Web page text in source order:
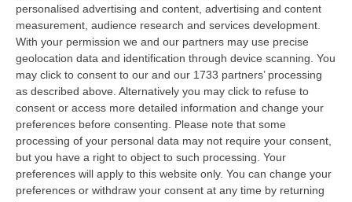
personalised advertising and content, advertising and content
measurement, audience research and services development.
With your permission we and our partners may use precise
geolocation data and identification through device scanning. You
may click to consent to our and our 1733 partners’ processing
as described above. Alternatively you may click to refuse to
consent or access more detailed information and change your
preferences before consenting. Please note that some
processing of your personal data may not require your consent,
but you have a right to object to such processing. Your
preferences will apply to this website only. You can change your
preferences or withdraw your consent at any time by returning
lasciare dichiarazioni e questo – secondo
prassi convalidata – equivale ad una
conferma. Qualcosa che non quadra c’è.
Negli ambienti del centrodestra si racconta
che Cerrelli domani incontrerà il segretario
regionale del suo partito, Cristin Inverizzi,
atteso a Crotone per parlare della lista e con
molta probabilità vorrà fatto anche il punto